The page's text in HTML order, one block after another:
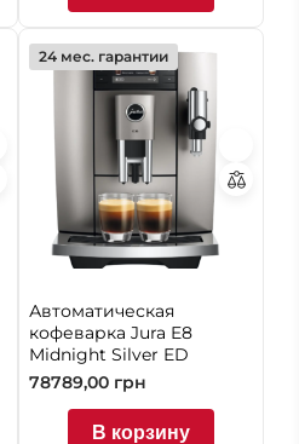
24 мес. гарантии
Автоматическая
кофеварка Jura E8
Midnight Silver ED
78789,00 грн
В корзину